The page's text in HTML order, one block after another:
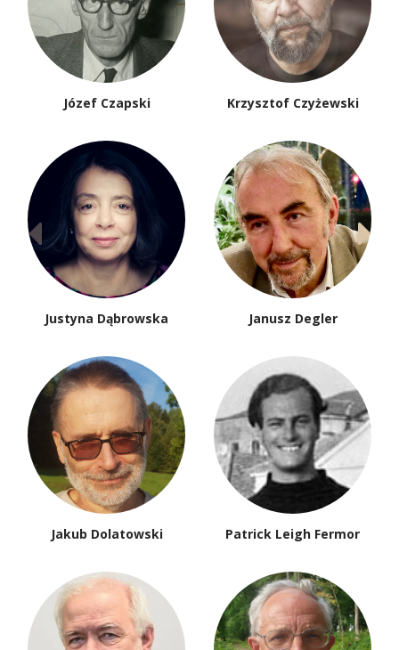
Józef Czapski Krzysztof Czyżewski
Justyna Dąbrowska Janusz Degler
Jakub Dolatowski Patrick Leigh Fermor